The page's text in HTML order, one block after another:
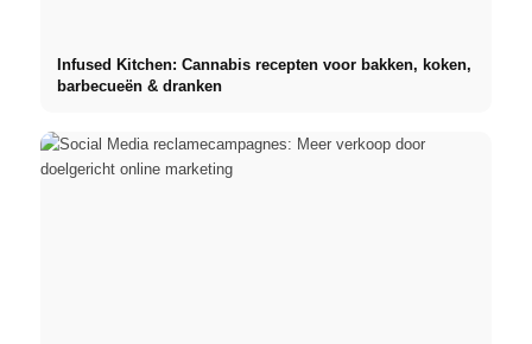
Infused Kitchen: Cannabis recepten voor bakken, koken,
barbecueën & dranken